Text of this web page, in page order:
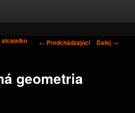
Navigácia v príspevkoch
← Predchádzajúci Ďalej →
geometria
alcatelko